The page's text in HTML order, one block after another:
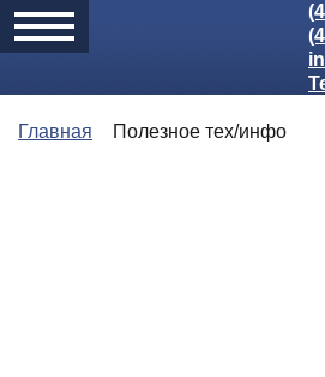
Главная Полезное тех/инфо